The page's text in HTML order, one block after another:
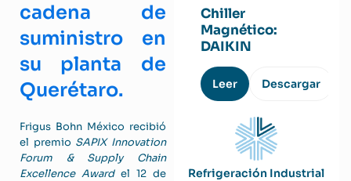
cadena de
suministro en
su planta de
Querétaro.
Frigus Bohn México recibió
el premio SAPIX Innovation
Forum & Supply Chain
Excellence Awardel 12 de
Chiller
Magnético:
DAIKIN
Leer Descargar
Refrigeración Industrial